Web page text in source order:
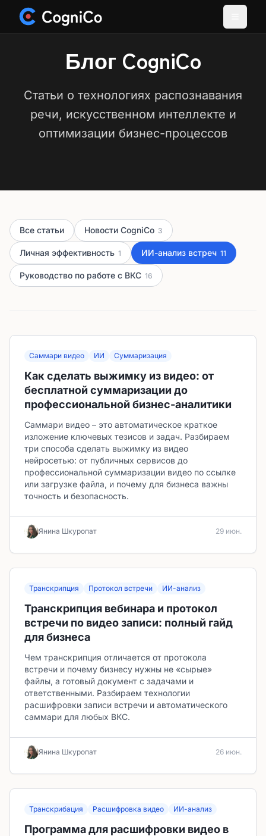
Блог CogniCo
Статьи о технологиях распознавания
речи, искусственном интеллекте и
оптимизации бизнес-процессов
Все статьи Новости CogniCo 3
Личная эффективность 1 ИИ-анализ встреч 11
Руководство по работе с ВКС 16
Саммари видео ИИ Суммаризация
Как сделать выжимку из видео: от
бесплатной суммаризации до
профессиональной бизнес-аналитики
Саммари видео – это автоматическое краткое
изложение ключевых тезисов и задач. Разбираем
три способа сделать выжимку из видео
нейросетью: от публичных сервисов до
профессиональной суммаризации видео по ссылке
или загрузке файла, и почему для бизнеса важны
точность и безопасность.
Янина Шкуропат 29 июн.
Транскрипция Протокол встречи ИИ-анализ
Транскрипция вебинара и протокол
встречи по видео записи: полный гайд
для бизнеса
Чем транскрипция отличается от протокола
встречи и почему бизнесу нужны не «сырые»
файлы, а готовый документ с задачами и
ответственными. Разбираем технологии
расшифровки записи встречи и автоматического
саммари для любых ВКС.
Янина Шкуропат 26 июн.
Транскрибация Расшифровка видео ИИ-анализ
Программа для расшифровки видео в